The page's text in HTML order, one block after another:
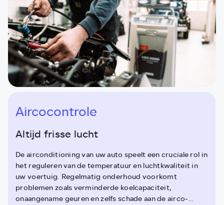
Aircocontrole
Altijd frisse lucht
De airconditioning van uw auto speelt een cruciale rol in
het reguleren van de temperatuur en luchtkwaliteit in
uw voertuig. Regelmatig onderhoud voorkomt
problemen zoals verminderde koelcapaciteit,
onaangename geuren en zelfs schade aan de airco-